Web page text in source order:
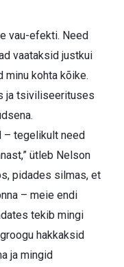
vau-efekti. Need
vaataksid justkui
minu kohta kõike.
ja tsiviliseerituses
– tegelikult need
ütleb Nelson
pidades silmas, et
– meie endi
tekib mingi
hakkaksid
ja mingid